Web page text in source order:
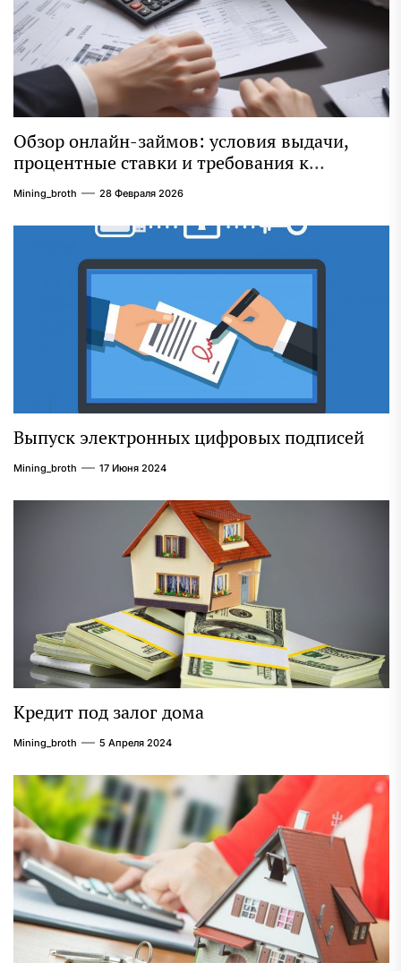
Обзор онлайн-займов: условия выдачи,
процентные ставки и требования к
заемщикам
Mining_broth 28 Февраля 2026
Выпуск электронных цифровых подписей
Mining_broth 17 Июня 2024
Кредит под залог дома
Mining_broth 5 Апреля 2024